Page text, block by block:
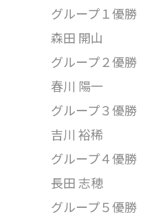
グループ１優勝
森田 開山
グループ２優勝
春川 陽一
グループ３優勝
吉川 裕稀
グループ４優勝
長田 志穂
グループ５優勝